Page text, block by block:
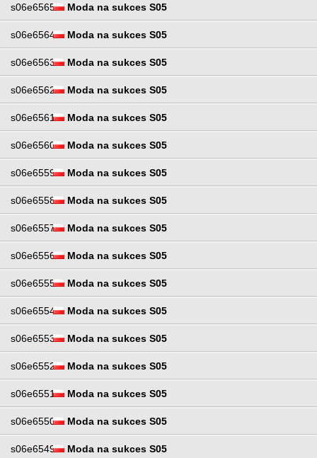
s06e6565 Moda na sukces S05
s06e6564 Moda na sukces S05
s06e6563 Moda na sukces S05
s06e6562 Moda na sukces S05
s06e6561 Moda na sukces S05
s06e6560 Moda na sukces S05
s06e6559 Moda na sukces S05
s06e6558 Moda na sukces S05
s06e6557 Moda na sukces S05
s06e6556 Moda na sukces S05
s06e6555 Moda na sukces S05
s06e6554 Moda na sukces S05
s06e6553 Moda na sukces S05
s06e6552 Moda na sukces S05
s06e6551 Moda na sukces S05
s06e6550 Moda na sukces S05
s06e6549 Moda na sukces S05